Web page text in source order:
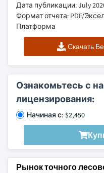
Дата публикации: July
Формат отчета: PDF/
Платформа
Скачать
Ознакомьтесь с
лицензирования:
Начиная с: $2,450
Рынок точного